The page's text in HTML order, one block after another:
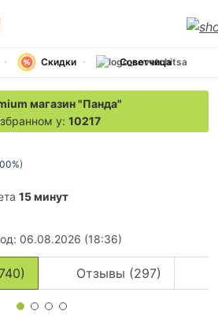
Скидки Советчица
магазин "Панда"
у: 10217
)
15 минут
: 06.08.2026 (18:36)
Отзывы (297)